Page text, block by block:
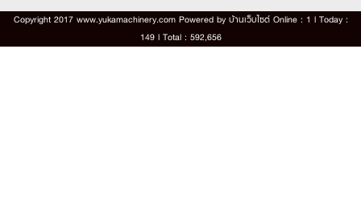
Copyright 2017 www.yukamachinery.com Powered by บ้านเว็บไซต์Online : 1 l Today :
149 l Total : 592,656